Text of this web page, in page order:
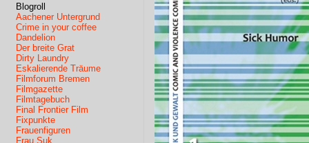
Blogroll
Aachener Untergrund
Crime in your coffee
Dandelion
Der breite Grat
Dirty Laundry
Eskalierende Träume
Filmforum Bremen
Filmgazette
Filmtagebuch
Final Frontier Film
Fixpunkte
Frauenfiguren
Frau Suk